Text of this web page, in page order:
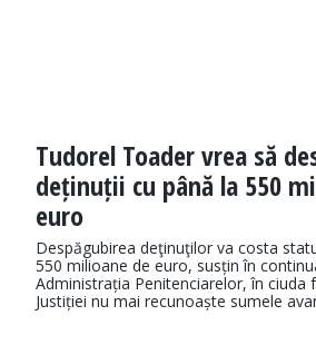
Tudorel Toader vrea să
deținuții cu până la 550
euro
Despăgubirea deţinuţilor va costa
550 milioane de euro, susțin în
Administrația Penitenciarelor, în ciuda
Justiției nu mai recunoaște sumele